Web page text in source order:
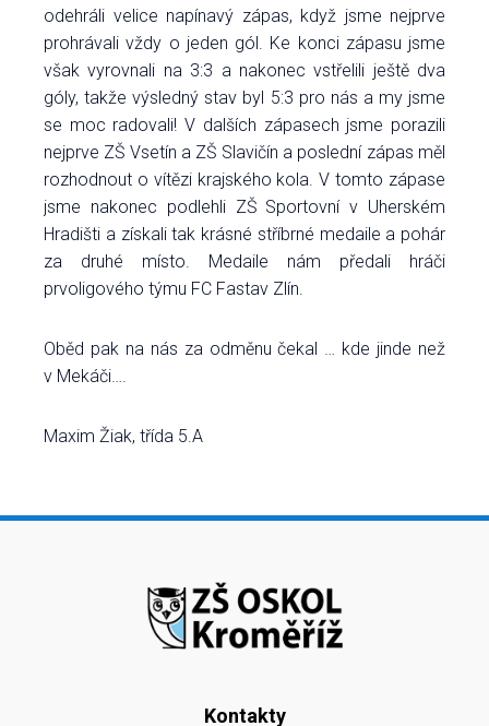
odehráli velice napínavý zápas, když jsme nejprve
prohrávali vždy o jeden gól. Ke konci zápasu jsme
však vyrovnali na 3:3 a nakonec vstřelili ještě dva
góly, takže výsledný stav byl 5:3 pro nás a my jsme
se moc radovali! V dalších zápasech jsme porazili
nejprve ZŠ Vsetín a ZŠ Slavičín a poslední zápas měl
rozhodnout o vítězi krajského kola. V tomto zápase
jsme nakonec podlehli ZŠ Sportovní v Uherském
Hradišti a získali tak krásné stříbrné medaile a pohár
za druhé místo. Medaile nám předali hráči
prvoligového týmu FC Fastav Zlín.
Oběd pak na nás za odměnu čekal … kde jinde než
v Mekáči….
Maxim Žiak, třída 5.A
Kontakty